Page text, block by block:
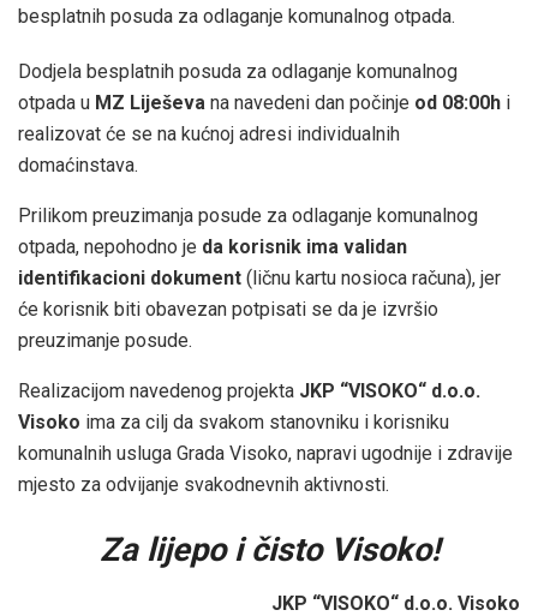
besplatnih posuda za odlaganje komunalnog otpada.
Dodjela besplatnih posuda za odlaganje komunalnog
otpada u MZ Liješeva na navedeni dan počinje od 08:00h i
realizovat će se na kućnoj adresi individualnih
domaćinstava.
Prilikom preuzimanja posude za odlaganje komunalnog
otpada, nepohodno je da korisnik ima validan
identifikacioni dokument (ličnu kartu nosioca računa), jer
će korisnik biti obavezan potpisati se da je izvršio
preuzimanje posude.
Realizacijom navedenog projekta JKP “VISOKO“ d.o.o.
Visoko ima za cilj da svakom stanovniku i korisniku
komunalnih usluga Grada Visoko, napravi ugodnije i zdravije
mjesto za odvijanje svakodnevnih aktivnosti.
Za lijepo i čisto Visoko!
JKP “VISOKO“ d.o.o. Visoko